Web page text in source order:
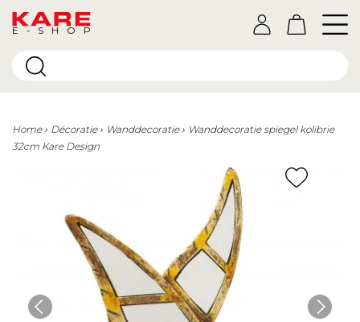
E-SHOP
Home Décoratie Wanddecoratie
Wanddecoratie spiegel kolibrie
32cm Kare Design